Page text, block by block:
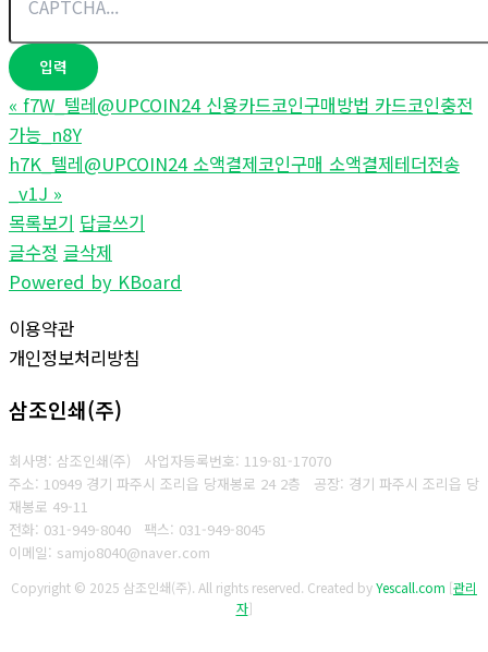
« f7W_텔레@UPCOIN24 신용카드코인구매방법 카드코인충전
가능_n8Y
h7K_텔레@UPCOIN24 소액결제코인구매 소액결제테더전송
_v1J »
목록보기 답글쓰기
글수정 글삭제
Powered by KBoard
이용약관
개인정보처리방침
삼조인쇄(주)
회사명: 삼조인쇄(주) 사업자등록번호: 119-81-17070
주소: 10949 경기 파주시 조리읍 당재봉로 24 2층 공장: 경기 파주시 조리읍 당
재봉로 49-11
전화: 031-949-8040
팩스: 031-949-8045
이메일: samjo8040@naver.com
Copyright © 2025 삼조인쇄(주). All rights reserved. Created byYescall.com [관리
자]